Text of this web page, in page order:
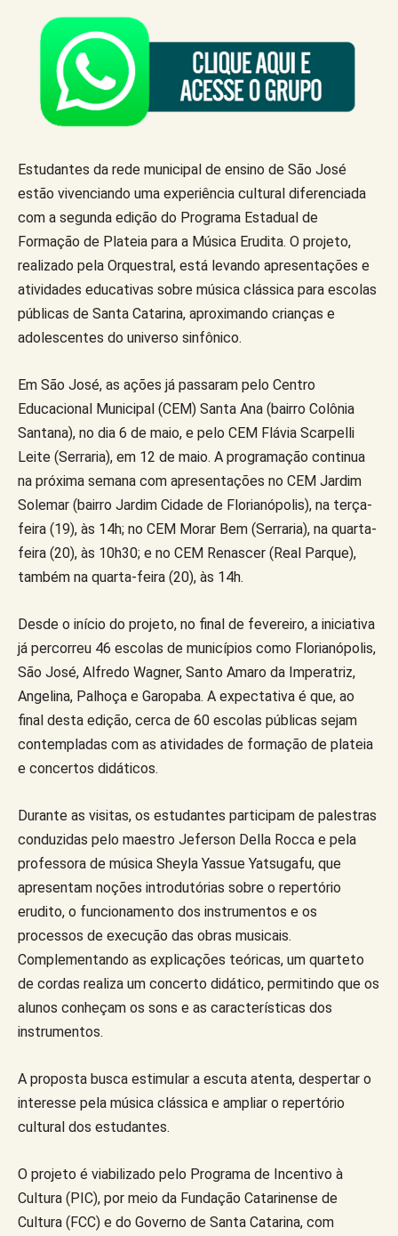
Estudantes da rede municipal de ensino de São José
estão vivenciando uma experiência cultural diferenciada
com a segunda edição do Programa Estadual de
Formação de Plateia para a Música Erudita. O projeto,
realizado pela Orquestral, está levando apresentações e
atividades educativas sobre música clássica para escolas
públicas de Santa Catarina, aproximando crianças e
adolescentes do universo sinfônico.
Em São José, as ações já passaram pelo Centro
Educacional Municipal (CEM) Santa Ana (bairro Colônia
Santana), no dia 6 de maio, e pelo CEM Flávia Scarpelli
Leite (Serraria), em 12 de maio. A programação continua
na próxima semana com apresentações no CEM Jardim
Solemar (bairro Jardim Cidade de Florianópolis), na terça-
feira (19), às 14h; no CEM Morar Bem (Serraria), na quarta-
feira (20), às 10h30; e no CEM Renascer (Real Parque),
também na quarta-feira (20), às 14h.
Desde o início do projeto, no final de fevereiro, a iniciativa
já percorreu 46 escolas de municípios como Florianópolis,
São José, Alfredo Wagner, Santo Amaro da Imperatriz,
Angelina, Palhoça e Garopaba. A expectativa é que, ao
final desta edição, cerca de 60 escolas públicas sejam
contempladas com as atividades de formação de plateia
e concertos didáticos.
Durante as visitas, os estudantes participam de palestras
conduzidas pelo maestro Jeferson Della Rocca e pela
professora de música Sheyla Yassue Yatsugafu, que
apresentam noções introdutórias sobre o repertório
erudito, o funcionamento dos instrumentos e os
processos de execução das obras musicais.
Complementando as explicações teóricas, um quarteto
de cordas realiza um concerto didático, permitindo que os
alunos conheçam os sons e as características dos
instrumentos.
A proposta busca estimular a escuta atenta, despertar o
interesse pela música clássica e ampliar o repertório
cultural dos estudantes.
O projeto é viabilizado pelo Programa de Incentivo à
Cultura (PIC), por meio da Fundação Catarinense de
Cultura (FCC) e do Governo de Santa Catarina, com